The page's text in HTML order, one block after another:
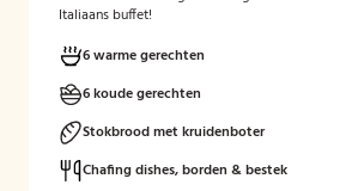
Italiaans buffet!
6 warme gerechten
6 koude gerechten
Stokbrood met kruidenboter
Chafing dishes, borden & bestek